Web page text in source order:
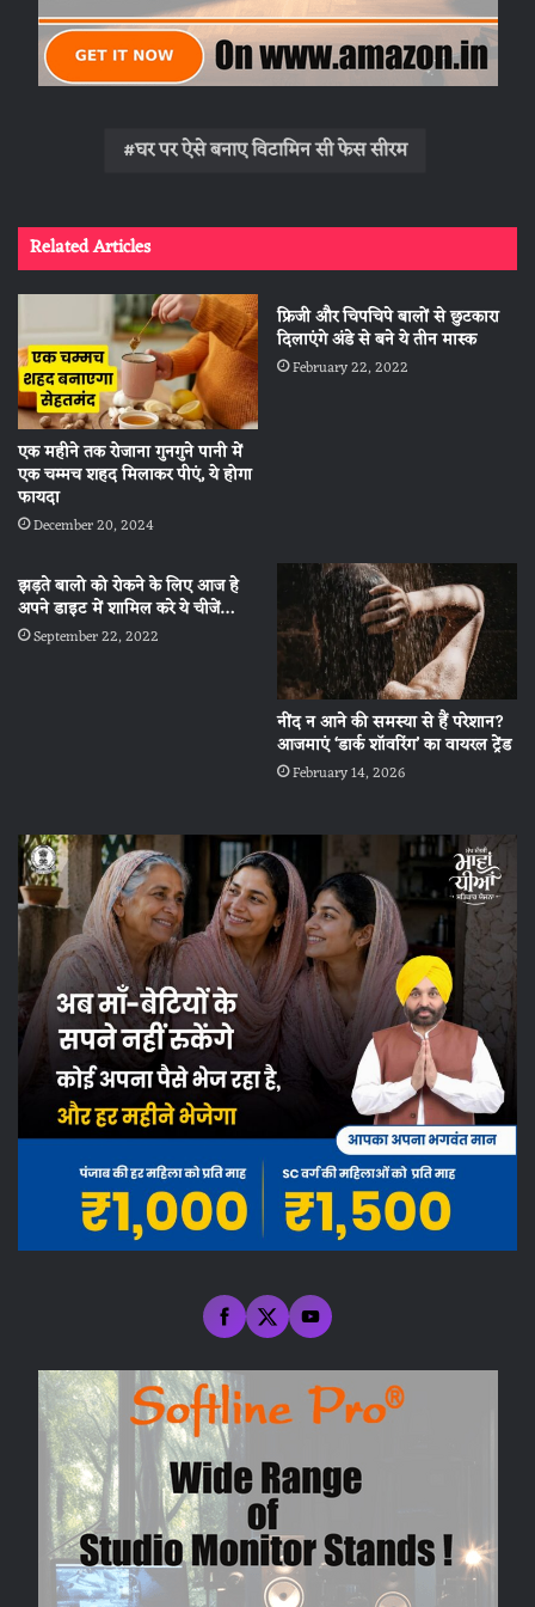
घर पर ऐसे बनाए विटामिन सी फेस सीरम
Related Articles
एक महीने तक रोजाना गुनगुने पानी में
एक चम्मच शहद मिलाकर पीएं, ये होगा
फायदा
December 20, 2024
फ्रिजी और चिपचिपे बालों से छुटकारा
दिलाएंगे अंडे से बने ये तीन मास्क
February 22, 2022
झड़ते बालो को रोकने के लिए आज हे
अपने डाइट में शामिल करे ये चीजें…
September 22, 2022
नींद न आने की समस्या से हैं परेशान?
आजमाएं ‘डार्क शॉवरिंग’ का वायरल ट्रेंड
February 14, 2026